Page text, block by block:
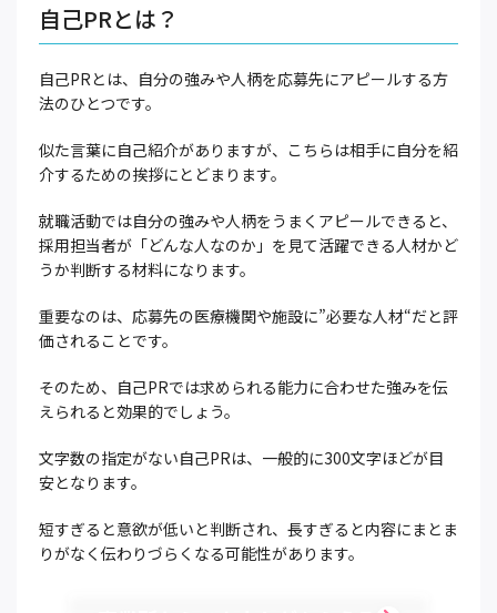
自己PRとは？
自己PRとは、自分の強みや人柄を応募先にアピールする方
法のひとつです。
似た言葉に自己紹介がありますが、こちらは相手に自分を紹
介するための挨拶にとどまります。
就職活動では自分の強みや人柄をうまくアピールできると、
採用担当者が「どんな人なのか」を見て活躍できる人材かど
うか判断する材料になります。
重要なのは、応募先の医療機関や施設に”必要な人材“だと評
価されることです。
そのため、自己PRでは求められる能力に合わせた強みを伝
えられると効果的でしょう。
文字数の指定がない自己PRは、一般的に300文字ほどが目
安となります。
短すぎると意欲が低いと判断され、長すぎると内容にまとま
りがなく伝わりづらくなる可能性があります。